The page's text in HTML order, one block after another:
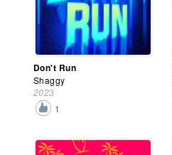
Don't Run
Shaggy
2023
1